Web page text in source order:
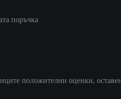
поръчка
положителни оценки,